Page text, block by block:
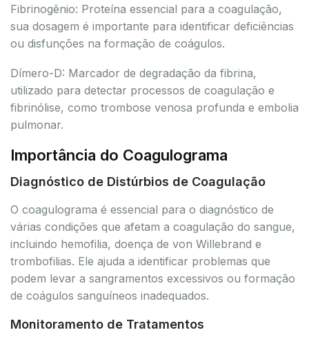
Fibrinogênio: Proteína essencial para a coagulação,
sua dosagem é importante para identificar deficiências
ou disfunções na formação de coágulos.
Dímero-D: Marcador de degradação da fibrina,
utilizado para detectar processos de coagulação e
fibrinólise, como trombose venosa profunda e embolia
pulmonar.
Importância do Coagulograma
Diagnóstico de Distúrbios de Coagulação
O coagulograma é essencial para o diagnóstico de
várias condições que afetam a coagulação do sangue,
incluindo hemofilia, doença de von Willebrand e
trombofilias. Ele ajuda a identificar problemas que
podem levar a sangramentos excessivos ou formação
de coágulos sanguíneos inadequados.
Monitoramento de Tratamentos